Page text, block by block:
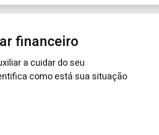
financeiro
a cuidar do seu
como está sua situação